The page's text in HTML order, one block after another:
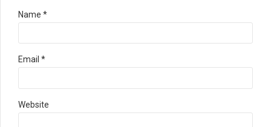
Name *
Email *
Website